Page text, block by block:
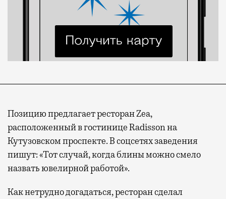
Позицию предлагает ресторан Zea,
расположенный в гостинице Radisson на
Кутузовском проспекте. В соцсетях заведения
пишут: «Тот случай, когда блины можно смело
назвать ювелирной работой».
Как нетрудно догадаться, ресторан сделал